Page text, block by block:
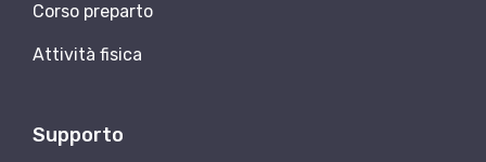
Corso preparto
Attività fisica
Supporto